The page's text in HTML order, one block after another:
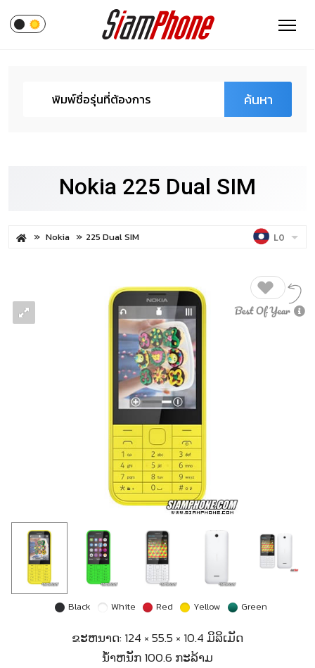
ค้นหา
Nokia 225 Dual SIM
Nokia 225 Dual SIM LO
Black White Red Yellow Green
ຂະຫນາດ: 124 × 55.5 × 10.4 ມິລິເມັດ
ນ້ຳຫນັກ 100.6 ກະລ້າມ